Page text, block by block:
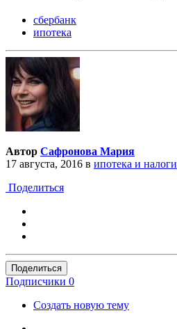
сбербанк
ипотека
Автор Сафронова Мария
17 августа, 2016 в ипотека и налоги
Поделиться
Поделиться
Подписчики 0
Создать новую тему